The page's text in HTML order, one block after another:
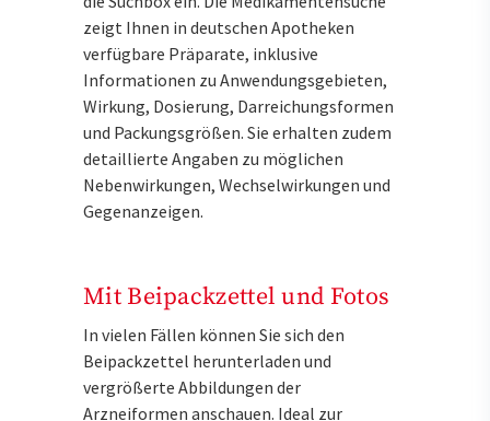
zeigt Ihnen in deutschen Apotheken
verfügbare Präparate, inklusive
Informationen zu Anwendungsgebieten,
Wirkung, Dosierung, Darreichungsformen
und Packungsgrößen. Sie erhalten zudem
detaillierte Angaben zu möglichen
Nebenwirkungen, Wechselwirkungen und
Gegenanzeigen.
Mit Beipackzettel und Fotos
In vielen Fällen können Sie sich den
Beipackzettel herunterladen und
vergrößerte Abbildungen der
Arzneiformen anschauen. Ideal zur